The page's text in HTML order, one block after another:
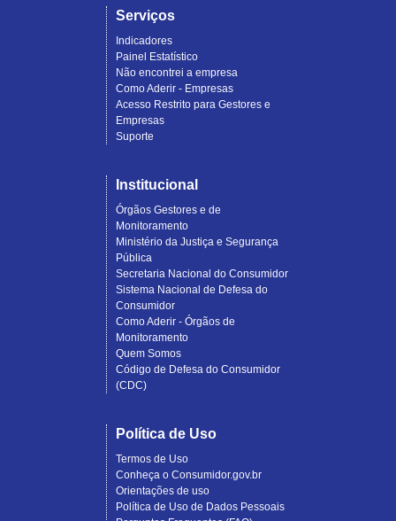
Serviços
Indicadores
Painel Estatístico
Não encontrei a empresa
Como Aderir - Empresas
Acesso Restrito para Gestores e
Empresas
Suporte
Institucional
Órgãos Gestores e de
Monitoramento
Ministério da Justiça e Segurança
Pública
Secretaria Nacional do Consumidor
Sistema Nacional de Defesa do
Consumidor
Como Aderir - Órgãos de
Monitoramento
Quem Somos
Código de Defesa do Consumidor
(CDC)
Política de Uso
Termos de Uso
Conheça o Consumidor.gov.br
Orientações de uso
Política de Uso de Dados Pessoais